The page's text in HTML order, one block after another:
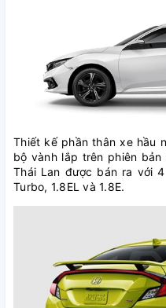
Thiết kế phần thân xe hầu
bộ vành lắp trên phiên
Thái Lan được bán ra với
Turbo, 1.8EL và 1.8E.